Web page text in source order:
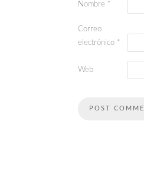
Nombre *
Correo
electrónico *
Web